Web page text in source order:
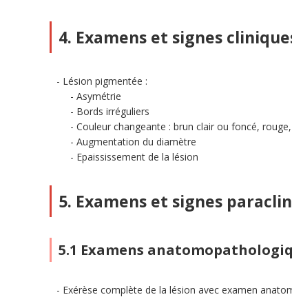
4. Examens et signes
Lésion pigmentée :
Asymétrie
Bords irréguliers
Couleur changeante : brun clair ou foncé,
Augmentation du diamètre
Epaississement de la lésion
5. Examens et signes
5.1 Examens
Exérèse complète de la lésion avec examen